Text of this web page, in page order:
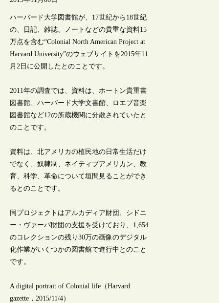
ハーバード大学図書館が、17世紀から18世紀
の、日記、雑誌、ノートなどの貴重な資料15
万点を含む“Colonial North American Project at
Harvard University”のウェブサイトを2015年11
月2日に公開したとのことです。
2011年の調査では、資料は、ホートン貴重書
図書館、ハーバード大学文書館、ロエブ音楽
図書館など12の所蔵機関に分散されていたと
のことです。
資料は、北アメリカの植民地の日常生活だけ
でなく、奴隷制、ネイティブアメリカン、教
育、科学、革命について垣間見ることができ
るとのことです。
同プロジェクトはアルカディア財団、シドニ
ー・ヴァーバ財団の支援を受けており、1,654
のコレクションの残り30万の画像のデジタル
化作業がいくつかの図書館で進行中とのこと
です。
A digital portrait of Colonial life（Harvard
gazette，2015/11/4）